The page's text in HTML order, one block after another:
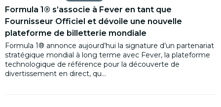
Formula 1® s’associe à Fever en tant que
Fournisseur Officiel et dévoile une nouvelle
plateforme de billetterie mondiale
Formula 1® annonce aujourd’hui la signature d’un partenariat
stratégique mondial à long terme avec Fever, la plateforme
technologique de référence pour la découverte de
divertissement en direct, qu...